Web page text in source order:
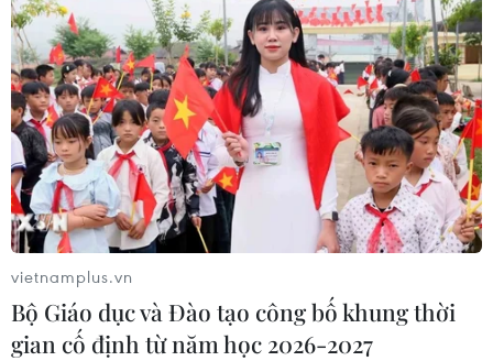
vietnamplus.vn
Bộ Giáo dục và Đào tạo công bố khung thời
gian cố định từ năm học 2026-2027